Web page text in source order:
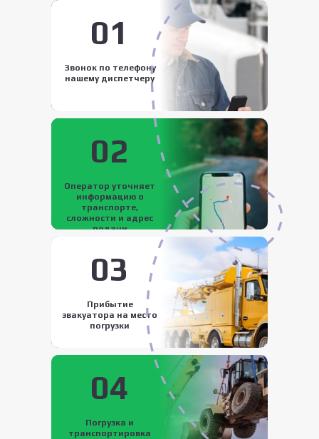
01
Звонок по телефону
нашему диспетчеру
02
Оператор уточняет
информацию о
транспорте,
сложности и адрес
подачи
03
Прибытие
эвакуатора на место
погрузки
04
Погрузка и
транспортировка